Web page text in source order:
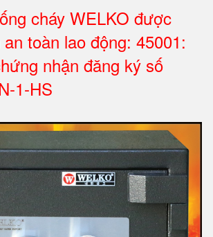
cháy WELKO được
toàn lao động: 45001:
nhận đăng ký số
1-HS